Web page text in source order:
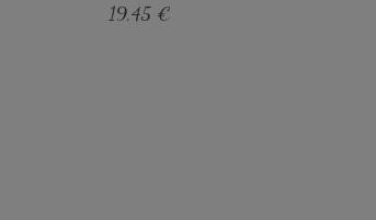
19,45 €